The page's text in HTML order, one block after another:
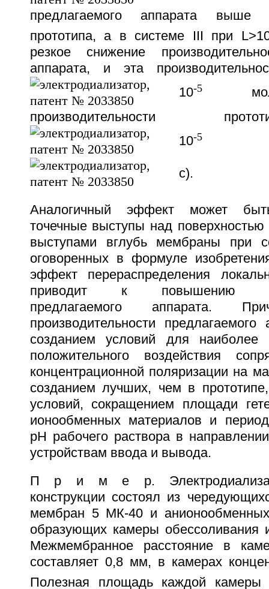
предлагаемого аппарата выше
прототипа, а в системе III при
резкое снижение
аппарата, и эта
10-5
производительности
10-5
с).
Аналогичный эффект может
точечные выступы над
выступами вглубь мембраны при
оговоренных в формуле
эффект перераспределения
приводит к повышению
предлагаемого аппарата.
производительности
созданием условий для наиболее
положительного воздействия
концентрационной поляризации на
созданием лучших, чем в
условий, сокращением площади
ионообменных материалов и
pH рабочего раствора в
устройствам ввода и вывода.
П р и м е р.
конструкции состоял из
мембран 5 МК-40 и
образующих камеры обессоливания
Межмембранное расстояние в
составляет 0,8 мм, в камерах
Полезная площадь каждой